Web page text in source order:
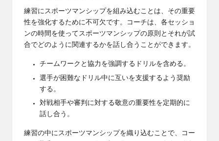
練習にスポーツマンシップを組み込むことは、その重要
性を強化するために不可欠です。コーチは、各セッショ
ンの時間を使ってスポーツマンシップの原則とそれが試
合でどのように関連するかを話し合うことができます。
チームワークと協力を強調するドリルを含める。
選手が困難なドリル中に互いを支援するよう奨励
する。
対戦相手や審判に対する敬意の重要性を定期的に
話し合う。
練習の中にスポーツマンシップを織り込むことで、コー